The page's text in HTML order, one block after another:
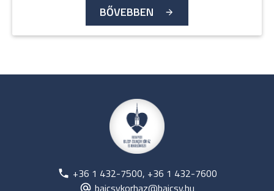
BŐVEBBEN
+36 1 432-7500, +36 1 432-7600
bajcsykorhaz@bajcsy.hu